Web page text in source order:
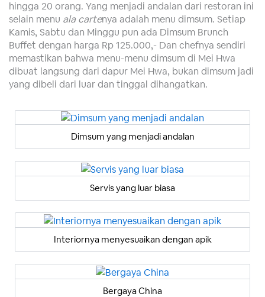
hingga 20 orang. Yang menjadi andalan dari restoran ini
selain menu ala cartenya adalah menu dimsum. Setiap
Kamis, Sabtu dan Minggu pun ada Dimsum Brunch
Buffet dengan harga Rp 125.000,- Dan chefnya sendiri
memastikan bahwa menu-menu dimsum di Mei Hwa
dibuat langsung dari dapur Mei Hwa, bukan dimsum jadi
yang dibeli dari luar dan tinggal dihangatkan.
Dimsum yang menjadi andalan
Servis yang luar biasa
Interiornya menyesuaikan dengan apik
Bergaya China